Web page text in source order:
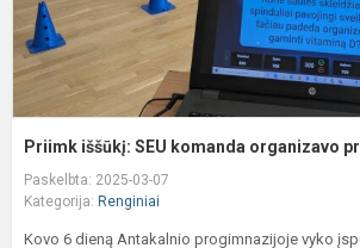
Priimk iššūkį: SEU komanda organizavo
Paskelbta: 2025-03-07
Kategorija: Renginiai
Kovo 6 dieną Antakalnio progimnazijoje vyko